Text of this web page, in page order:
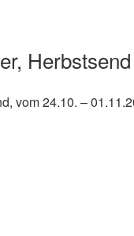
vom 24.10. –